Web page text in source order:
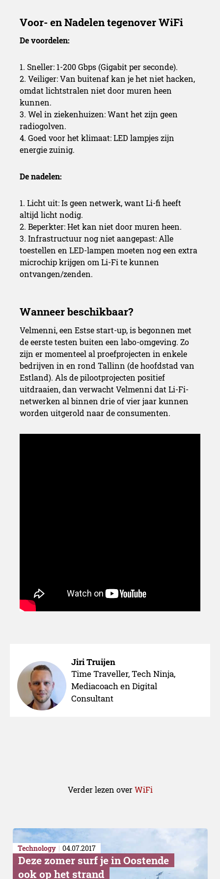
Surfen op het licht
Voor- en Nadelen
De voordelen:
1. Sneller: 1-200 Gbps (Gigabit per seconde).
2. Veiliger: Van buitenaf kan je het niet hacken,
omdat lichtstralen niet door muren heen
kunnen.
3. Wel in ziekenhuizen: Want het zijn geen
radiogolven.
4. Goed voor het klimaat: LED lampjes zijn
energie zuinig.
De nadelen:
1. Licht uit: Is geen netwerk, want Li-fi heeft
altijd licht nodig.
2. Beperkter: Het kan niet door muren heen.
3. Infrastructuur nog niet aangepast: Alle
toestellen en LED-lampen moeten nog een extra
microchip krijgen om Li-Fi te kunnen
ontvangen/zenden.
Velmenni, een Estse start-up, is begonnen met
de eerste testen buiten een labo-omgeving. Zo
zijn ermomenteel al proefprojecten in enkele
bedrijven in en rond Tallinn (de hoofdstad van
Estland). Als de pilootprojecten positief
uitdraaien, dan verwacht Velmenni dat Li-Fi-
netwerken al binnen drie of vier jaar kunnen
worden uitgerold naar de consumenten.
Jiri Truijen
Time Traveller, Tech Ninja,
Mediacoach en Digital
Consultant
Verder lezen overWiFi
Technology 04.07.2017
Deze zomer surf je in Oostende
ook op het strand